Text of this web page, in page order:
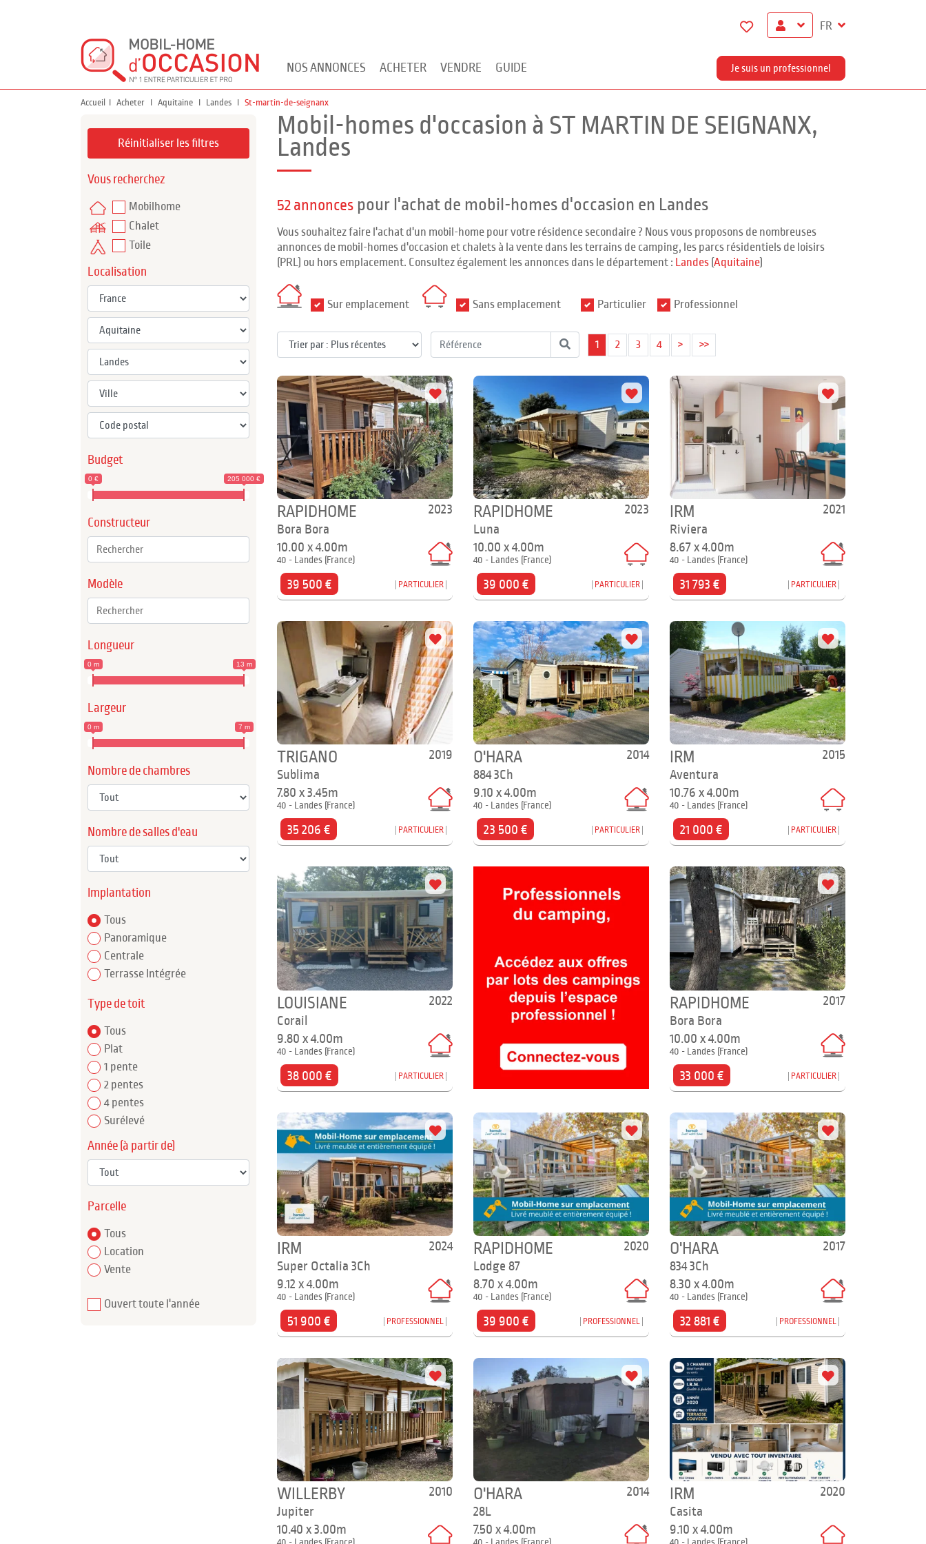
FR
NOS ANNONCES ACHETER VENDRE GUIDE Je suis un professionnel
Accueil Acheter Aquitaine Landes St-martin-de-seignanx
Réinitialiser les filtres
Vous recherchez
Mobilhome
Chalet
Toile
Localisation
Budget
0 € 205 000 €
Constructeur
Modèle
Longueur
0 m 13 m
Largeur
0 m 7 m
Nombre de chambres
Nombre de salles d'eau
Implantation
Tous
Panoramique
Centrale
Terrasse Intégrée
Type de toit
Tous
Plat
1 pente
2 pentes
4 pentes
Surélevé
Année (à partir de)
Parcelle
Tous
Location
Vente
Ouvert toute l'année
Mobil-homes d'occasion à ST MARTIN DE SEIGNANX,
Landes
52 annonces pour l'achat de mobil-homes d'occasion en Landes
Vous souhaitez faire l'achat d'un mobil-home pour votre résidence secondaire ? Nous vous proposons de nombreuses
annonces de mobil-homes d'occasion et chalets à la vente dans les terrains de camping, les parcs résidentiels de loisirs
(PRL) ou hors emplacement. Consultez également les annonces dans le département : Landes (Aquitaine)
Sur emplacement Sans emplacement Particulier Professionnel
1 2 3 4 > >>
2023
RAPIDHOME
Bora Bora
10.00 x 4.00m
40 - Landes (France)
39 500 € PARTICULIER
2023
RAPIDHOME
Luna
10.00 x 4.00m
40 - Landes (France)
39 000 € PARTICULIER
2021
IRM
Riviera
8.67 x 4.00m
40 - Landes (France)
31 793 € PARTICULIER
2019
TRIGANO
Sublima
7.80 x 3.45m
40 - Landes (France)
35 206 € PARTICULIER
2014
O'HARA
884 3Ch
9.10 x 4.00m
40 - Landes (France)
23 500 € PARTICULIER
2015
IRM
Aventura
10.76 x 4.00m
40 - Landes (France)
21 000 € PARTICULIER
2022
LOUISIANE
Corail
9.80 x 4.00m
40 - Landes (France)
38 000 € PARTICULIER
2017
RAPIDHOME
Bora Bora
10.00 x 4.00m
40 - Landes (France)
33 000 € PARTICULIER
2024
IRM
Super Octalia 3Ch
9.12 x 4.00m
40 - Landes (France)
51 900 € PROFESSIONNEL
2020
RAPIDHOME
Lodge 87
8.70 x 4.00m
40 - Landes (France)
39 900 € PROFESSIONNEL
2017
O'HARA
834 3Ch
8.30 x 4.00m
40 - Landes (France)
32 881 € PROFESSIONNEL
2010
WILLERBY
Jupiter
10.40 x 3.00m
2014
O'HARA
28L
7.50 x 4.00m
2020
IRM
Casita
9.10 x 4.00m